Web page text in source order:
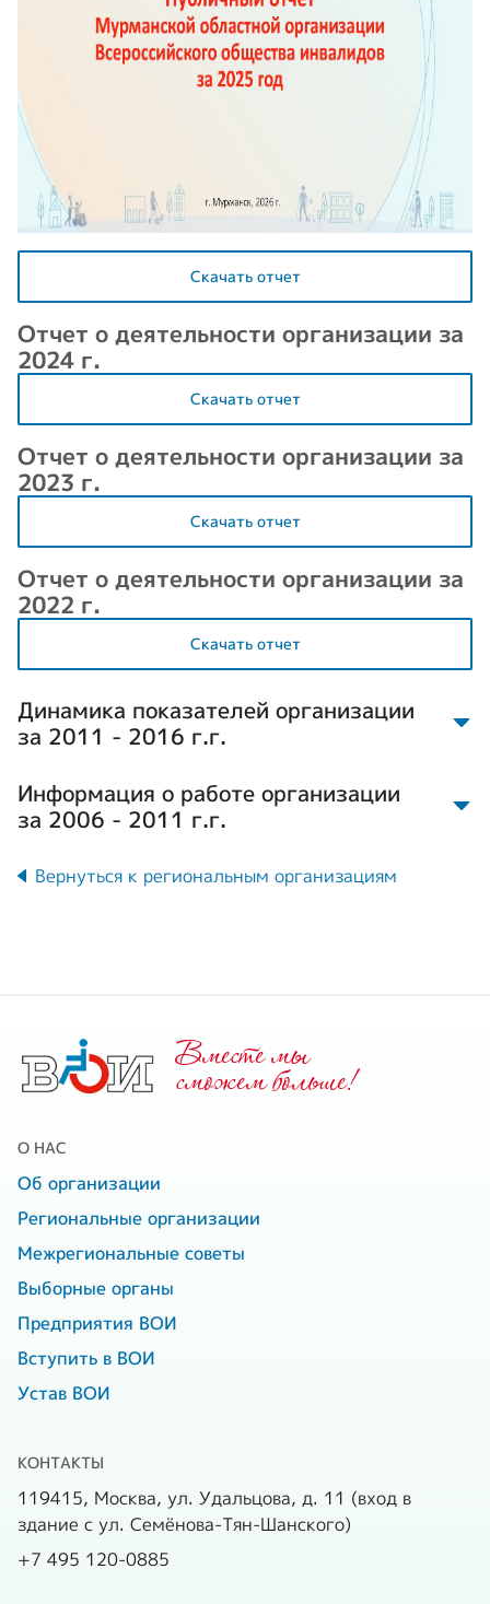
Скачать отчет
Отчет о деятельности организации за
2024 г.
Скачать отчет
Отчет о деятельности организации за
2023 г.
Скачать отчет
Отчет о деятельности организации за
2022 г.
Скачать отчет
Динамика показателей организации
за 2011 - 2016 г.г.
На 01.01.2011 г.
Численность членов ВОИ,
2 группы, чел.
представителей
4031
2399
Число местных
организаций
Число первичных
организаций
Число функциональных
Число коммерческих
организаций
Информация о работе организации
за 2006 - 2011 г.г.
(чел.):
Из них инвалидов:
- П группы
- Ш группы
8 896
Число местных
организаций
Число первичных
Вернуться к региональным организациям
Вместе мы
cможем больше!
О НАС
Об организации
Региональные организации
Межрегиональные советы
Выборные органы
Предприятия ВОИ
Вступить в ВОИ
Устав ВОИ
КОНТАКТЫ
119415, Москва, ул. Удальцова, д. 11 (вход в
здание с ул. Семёнова-Тян-Шанского)
+7 495 120-0885